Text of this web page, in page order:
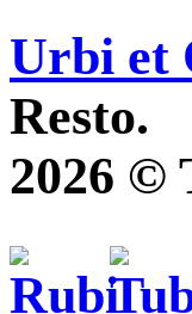
Urbi et
Resto.
2026 ©